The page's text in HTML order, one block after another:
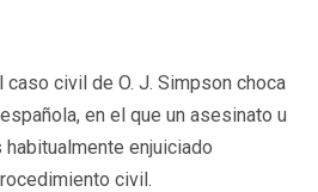
caso civil de O. J. Simpson choca
en el que un asesinato u
enjuiciado
civil.